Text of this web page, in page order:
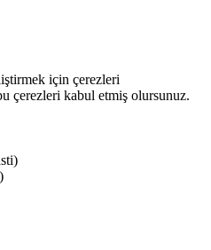
için çerezleri
çerezleri kabul etmiş olursunuz.